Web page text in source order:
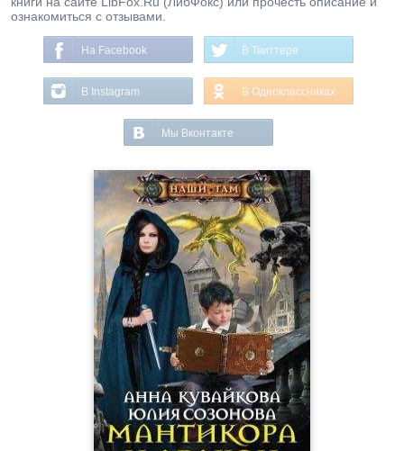
ознакомиться с отзывами.
На Facebook В Твиттере
В Instagram В Одноклассниках
Мы Вконтакте